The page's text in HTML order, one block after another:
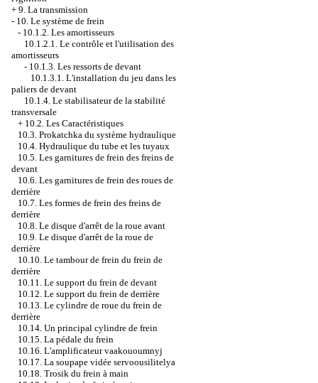
+ 9. La transmission
- 10. Le système de frein
- 10.1.2. Les amortisseurs
10.1.2.1. Le contrôle et l'utilisation des
amortisseurs
- 10.1.3. Les ressorts de devant
10.1.3.1. L'installation du jeu dans les
paliers de devant
10.1.4. Le stabilisateur de la stabilité
transversale
+ 10.2. Les Caractéristiques
10.3. Prokatchka du système hydraulique
10.4. Hydraulique du tube et les tuyaux
10.5. Les garnitures de frein des freins de
devant
10.6. Les garnitures de frein des roues de
derrière
10.7. Les formes de frein des freins de
derrière
10.8. Le disque d'arrêt de la roue avant
10.9. Le disque d'arrêt de la roue de
derrière
10.10. Le tambour de frein du frein de
derrière
10.11. Le support du frein de devant
10.12. Le support du frein de derrière
10.13. Le cylindre de roue du frein de
derrière
10.14. Un principal cylindre de frein
10.15. La pédale du frein
10.16. L'amplificateur vaakououmnyj
10.17. La soupape vidée servoousilitelya
10.18. Trosik du frein à main